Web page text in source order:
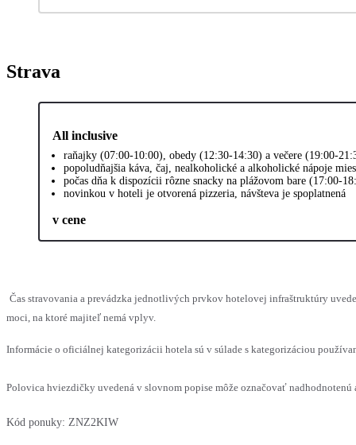
Strava
All inclusive
raňajky (07:00-10:00), obedy (12:30-14:30) a večere (19:00-
popoludňajšia káva, čaj, nealkoholické a alkoholické nápoje
počas dňa k dispozícii rôzne snacky na plážovom bare (17:00-
novinkou v hoteli je otvorená pizzeria, návšteva je spoplatnená
v cene
Čas stravovania a prevádzka jednotlivých prvkov hotelovej infraštruktúry
moci, na ktoré majiteľ nemá vplyv.
Informácie o oficiálnej kategorizácii hotela sú v súlade s kategorizáciou
Polovica hviezdičky uvedená v slovnom popise môže označovať
Kód ponuky: ZNZ2KIW